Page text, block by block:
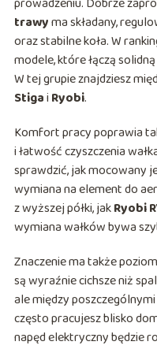
trawyma składany,
oraz stabilne koła. W
modele, które łączą
W tej grupie znajdziesz
Stigai Ryobi.
Komfort pracy poprawia
i łatwość czyszczenia
sprawdzić, jak mocowany
wymiana na element do
z wyższej półki, jakRyobi
wymiana wałków bywa
Znaczenie ma także
są wyraźnie cichsze niż
ale między
często pracujesz blisko
napęd elektryczny będzie